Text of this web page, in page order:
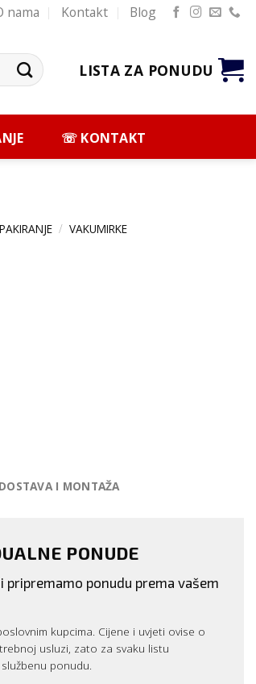
nama Kontakt Blog
LISTA ZA PONUDU
☏ KONTAKT
/ VAKUMIRKE
DOSTAVA I MONTAŽA
PONUDE
ponudu prema vašem
kupcima. Cijene i uvjeti ovise o
usluzi, zato za svaku listu
ponudu.